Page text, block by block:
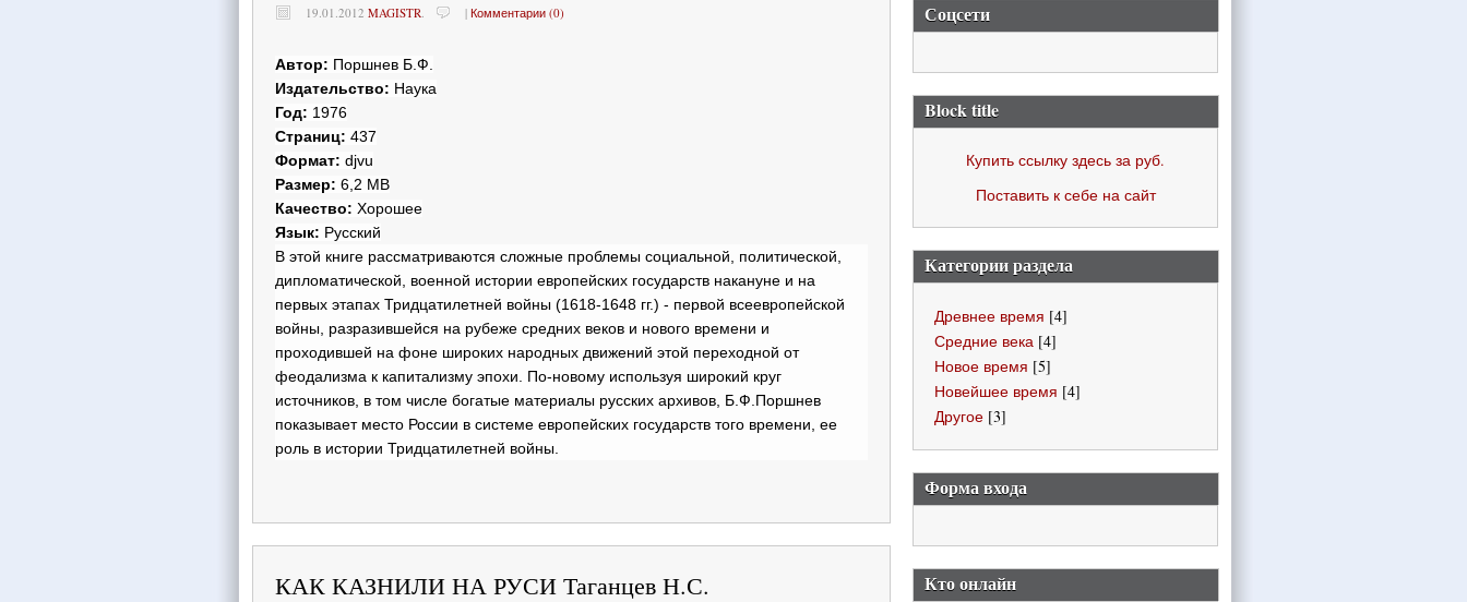
19.01.2012 MAGISTR. | Комментарии (0)
Автор: Поршнев Б.Ф.
Издательство: Наука
Год: 1976
Страниц: 437
Формат: djvu
Размер: 6,2 MB
Качество: Хорошее
Язык: Русский
В этой книге рассматриваются сложные проблемы социальной, политической,
дипломатической, военной истории европейских государств накануне и на
первых этапах Тридцатилетней войны (1618-1648 гг.) - первой всеевропейской
войны, разразившейся на рубеже средних веков и нового времени и
проходившей на фоне широких народных движений этой переходной от
феодализма к капитализму эпохи. По-новому используя широкий круг
источников, в том числе богатые материалы русских архивов, Б.Ф.Поршнев
показывает место России в системе европейских государств того времени, ее
роль в истории Тридцатилетней войны.
КАК КАЗНИЛИ НА РУСИ Таганцев Н.С.
Соцсети
Block title
Купить ссылку здесь за руб.
Поставить к себе на сайт
Категории раздела
Древнее время [4]
Средние века [4]
Новое время [5]
Новейшее время [4]
Другое [3]
Форма входа
Кто онлайн